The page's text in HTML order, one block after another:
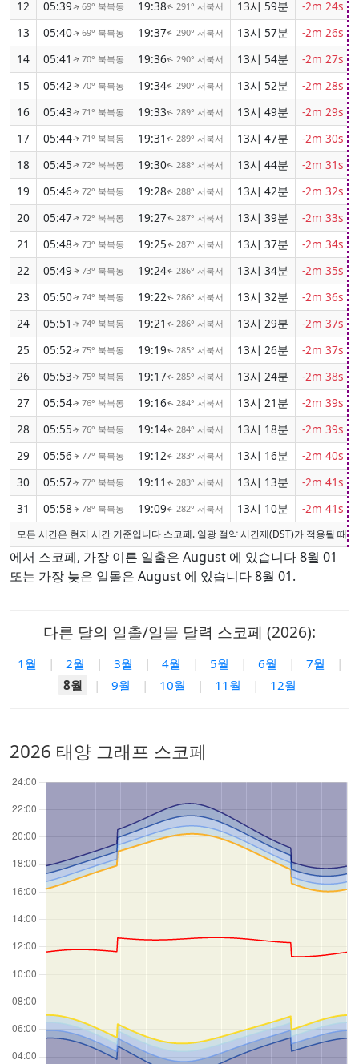
12
05:39↑69° 북북동 19:38↑ 291° 서북서 13시 59분 -2m 24s
13
05:40↑69° 북북동 19:37↑ 290° 서북서 13시 57분 -2m 26s
14
05:41 ↑70° 북북동 19:36↑ 290° 서북서 13시 54분 -2m 27s
15
05:42↑70° 북북동 19:34↑ 290° 서북서 13시 52분 -2m 28s
16
05:43↑71° 북북동 19:33↑ 289° 서북서 13시 49분 -2m 29s
17
05:44↑71° 북북동 19:31 ↑ 289° 서북서 13시 47분 -2m 30s
18
05:45↑72° 북북동 19:30↑ 288° 서북서 13시 44분 -2m 31s
19
05:46↑72° 북북동 19:28↑ 288° 서북서 13시 42분 -2m 32s
20
05:47↑72° 북북동 19:27↑ 287° 서북서 13시 39분 -2m 33s
21
05:48↑73° 북북동 19:25↑ 287° 서북서 13시 37분 -2m 34s
22
05:49↑73° 북북동 19:24↑ 286° 서북서 13시 34분 -2m 35s
23
05:50↑ 74° 북북동 19:22↑ 286° 서북서 13시 32분 -2m 36s
24
05:51 ↑ 74° 북북동 19:21 ↑ 286° 서북서 13시 29분 -2m 37s
25
05:52↑ 75° 북북동 19:19↑ 285° 서북서 13시 26분 -2m 37s
26
05:53↑ 75° 북북동 19:17↑ 285° 서북서 13시 24분 -2m 38s
27
05:54↑ 76° 북북동 19:16↑ 284° 서북서 13시 21분 -2m 39s
28
05:55↑ 76° 북북동 19:14↑ 284° 서북서 13시 18분 -2m 39s
29
05:56↑ 77° 북북동 19:12↑ 283° 서북서 13시 16분 -2m 40s
30
05:57↑ 77° 북북동 19:11 ↑ 283° 서북서 13시 13분 -2m 41s
31
05:58↑ 78° 북북동 19:09↑ 282° 서북서 13시 10분 -2m 41s
모든 시간은 현지 시간 기준입니다 스코페. 일광 절약 시간제(DST)가 적용될 때
에서 스코페, 가장 이른 일출은 August 에 있습니다 8월 01
또는 가장 늦은 일몰은 August 에 있습니다 8월 01.
다른 달의 일출/일몰 달력 스코페 (2026):
1월 | 2월 | 3월 | 4월 | 5월 | 6월 | 7월
|
8월
| 9월 | 10월 | 11월 | 12월
2026 태양 그래프 스코페